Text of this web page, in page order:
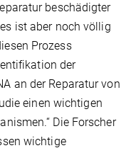
beschädigter
ist aber noch völlig
Prozess
der
an der Reparatur von
einen wichtigen
Die Forscher
wichtige